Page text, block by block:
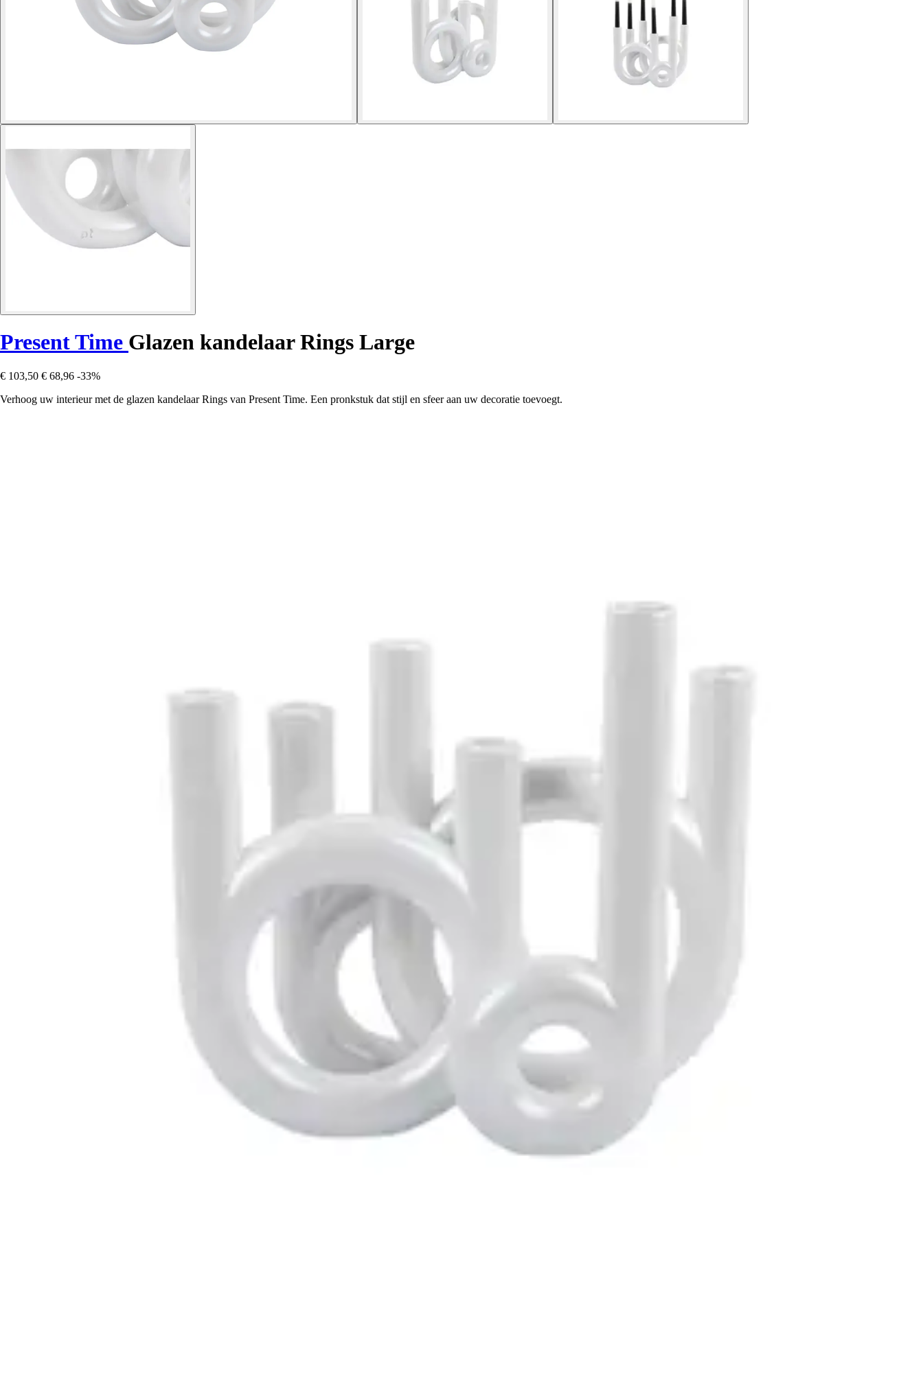
Present Time Glazen kandelaar Rings Large
€ 103,50 € 68,96 -33%
Verhoog uw interieur met de glazen kandelaar Rings van Present Time. Een pronkstuk dat stijl en sfeer aan uw decoratie toevoegt.